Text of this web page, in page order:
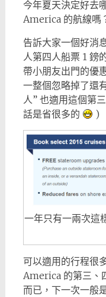
今年夏天決定好去
America 的航線嗎
告訴大家一個好消
人第四人船票 1 鎊
帶小朋友出門的優
一整個忽略掉了還
人” 也適用這個第
話是省很多的
)
一年只有一兩次這
可以適用的行程很
America 的第三、
而已，下一次一般